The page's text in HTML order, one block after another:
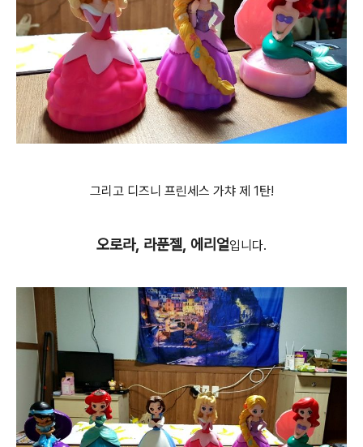
그리고 디즈니 프린세스 가챠 제 1탄!
오로라, 라푼젤, 에리얼입니다.